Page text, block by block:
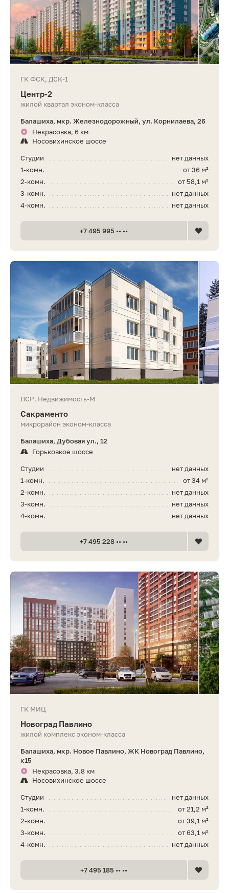
ГК ФСК, ДСК-1
Центр-2
жилой квартал эконом-класса
Балашиха, мкр. Железнодорожный, ул. Корнилаева, 26
Некрасовка, 6 км
Носовихинское шоссе
нет данных
Студии
от 36 м²
1-комн.
от 58,1 м²
2-комн.
нет данных
3-комн.
нет данных
4-комн.
+7 495 995 •• ••
ЛСР. Недвижимость-М
Сакраменто
микрорайон эконом-класса
Балашиха, Дубовая ул., 12
Горьковкое шоссе
нет данных
Студии
от 34 м²
1-комн.
нет данных
2-комн.
нет данных
3-комн.
нет данных
4-комн.
+7 495 228 •• ••
ГК МИЦ
Новоград Павлино
жилой комплекс эконом-класса
Балашиха, мкр. Новое Павлино, ЖК Новоград Павлино,
к15
Некрасовка, 3.8 км
Носовихинское шоссе
нет данных
Студии
от 21,2 м²
1-комн.
от 39,1 м²
2-комн.
от 63,1 м²
3-комн.
нет данных
4-комн.
+7 495 185 •• ••